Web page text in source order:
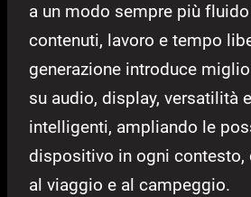
a un modo sempre più
contenuti, lavoro e tempo
generazione introduce
su audio, display, versatilità
intelligenti, ampliando le
dispositivo in ogni contesto,
al viaggio e al campeggio.